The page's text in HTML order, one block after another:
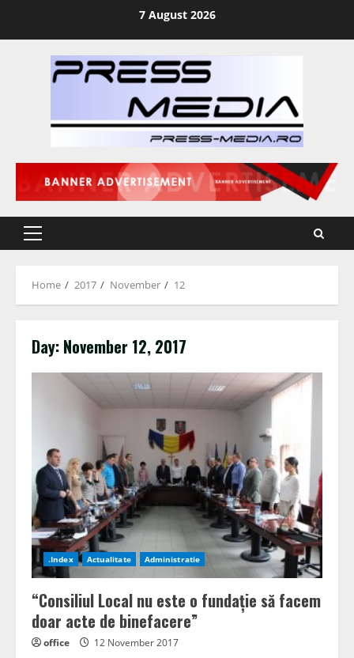
7 August 2026
Primary
Home 2017 November 12
Day: November 12, 2017
.Index Actualitate Administratie
“Consiliul Local nu este o fundație să facem
doar acte de binefacere”
office 12 November 2017